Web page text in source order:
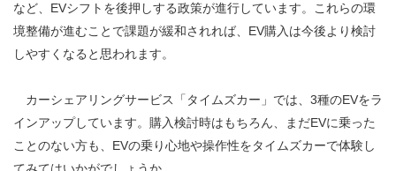
など、EVシフトを後押しする政策が進行しています。これらの環
境整備が進むことで課題が緩和されれば、EV購入は今後より検討
しやすくなると思われます。
カーシェアリングサービス「タイムズカー」では、3種のEVをラ
インアップしています。購入検討時はもちろん、まだEVに乗った
ことのない方も、EVの乗り心地や操作性をタイムズカーで体験し